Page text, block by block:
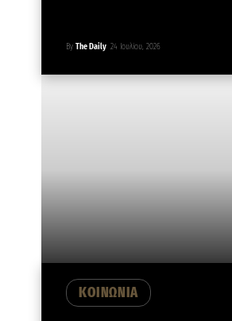
By The Daily 24 Ιουλίου, 2026
ΚΟΙΝΩΝΙΑ